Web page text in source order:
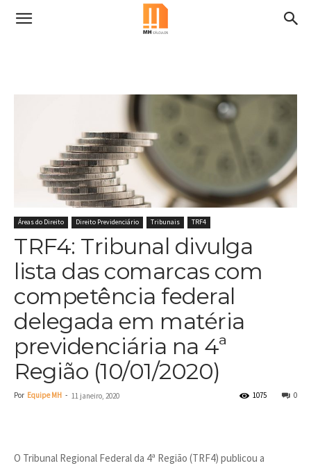
Áreas do Direito Direito Previdenciário Tribunais TRF4
TRF4: Tribunal divulga
lista das comarcas com
competência federal
delegada em matéria
previdenciária na 4ª
Região (10/01/2020)
Por Equipe MH - 11 janeiro, 2020 0
1075
O Tribunal Regional Federal da 4ª Região (TRF4) publicou a